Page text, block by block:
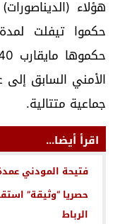
هؤلاء
الأمني السابق إلى
جماعية متتالية.
اقرأ أيضا...
فتيحة المودني
حصريا “وثيقة”
الرباط